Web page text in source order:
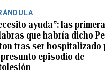
ayuda”: las
que habría dicho
tras ser hospitalizado
episodio de